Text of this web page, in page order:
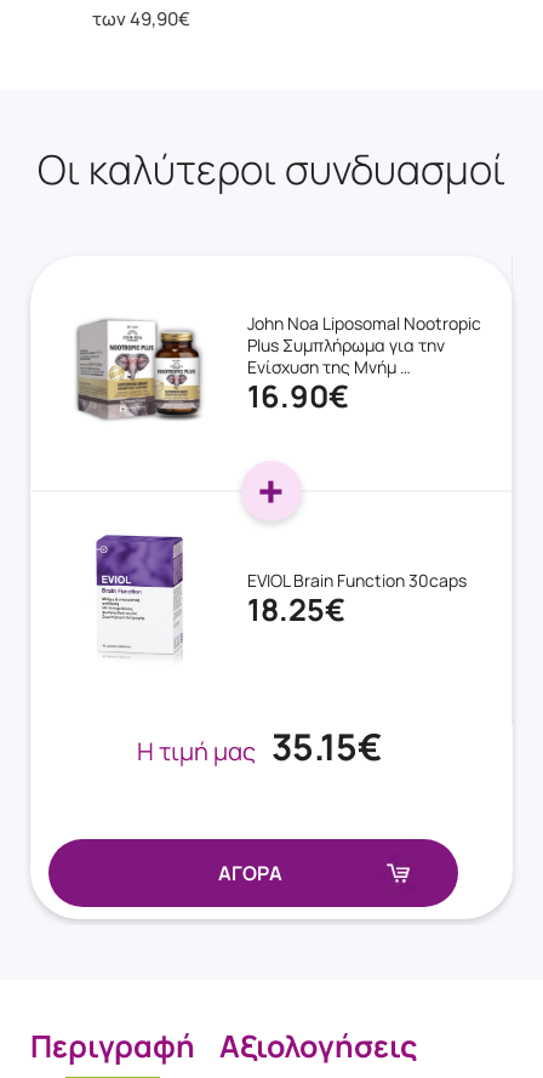
των 49,90€
Οι καλύτεροι συνδυασμοί
John Noa Liposomal Nootropic
Plus Συμπλήρωμα για την
Ενίσχυση της Μνήμ …
16.90€
EVIOL Brain Function 30caps
18.25€
Η τιμή μας 35.15€
ΑΓΟΡΑ
Περιγραφή Αξιολογήσεις